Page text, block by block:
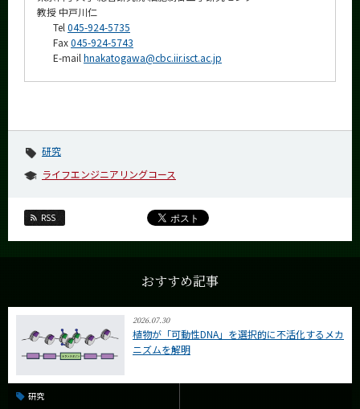
教授 中戸川仁
Tel 045-924-5735
Fax045-924-5743
E-mail hnakatogawa@cbc.iir.isct.ac.jp
研究
ライフエンジニアリングコース
RSS
おすすめ記事
2026.07.30
植物が「可動性DNA」を選択的に不活化するメカ
ニズムを解明
研究